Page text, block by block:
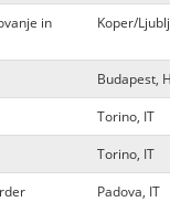
in
Koper/
Budapest,
Torino, IT
Torino, IT
Padova, IT